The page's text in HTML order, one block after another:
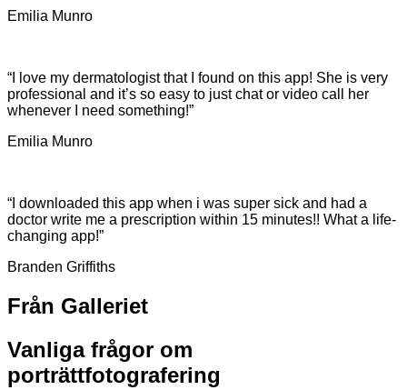
Emilia Munro
“I love my dermatologist that I found on this app! She is very
professional and it’s so easy to just chat or video call her
whenever I need something!”
Emilia Munro
“I downloaded this app when i was super sick and had a
doctor write me a prescription within 15 minutes!! What a life-
changing app!”
Branden Griffiths
Från Galleriet
Vanliga frågor om
porträttfotografering